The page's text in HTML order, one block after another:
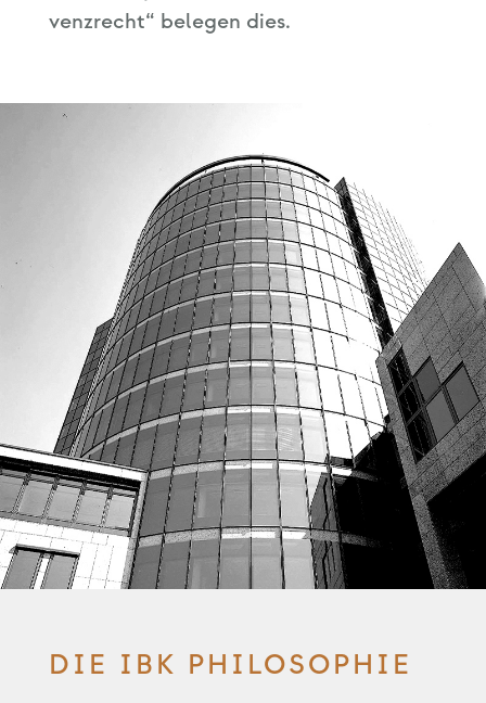
venz­recht“ bele­gen dies.
DIE IBK PHILOSOPHIE